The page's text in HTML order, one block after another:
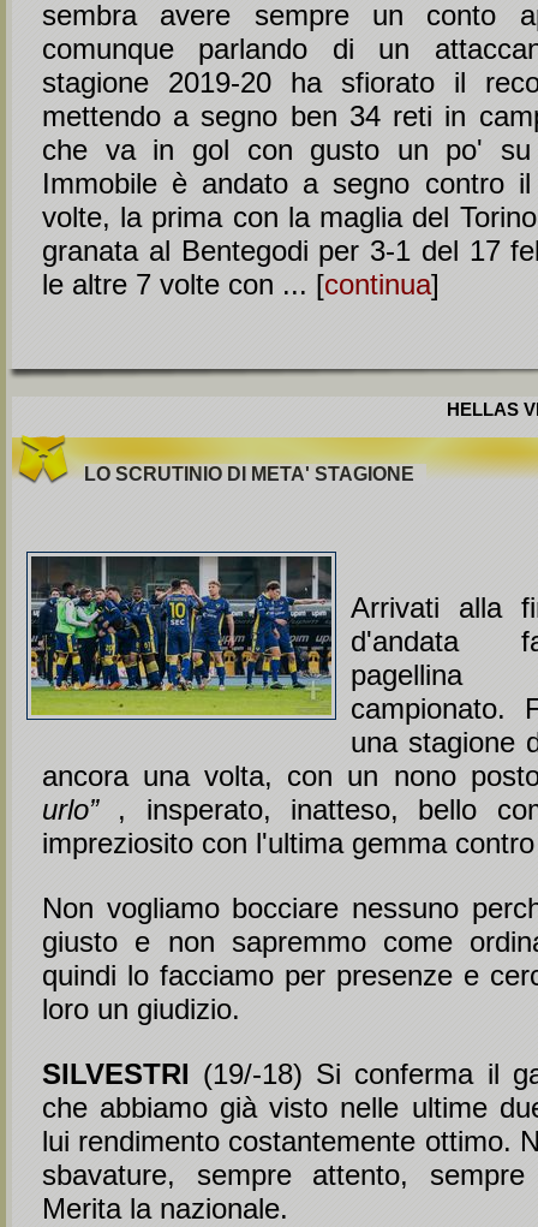
sembra avere sempre un conto
comunque parlando di un
stagione 2019-20 ha sfiorato il
mettendo a segno ben 34 reti in
che va in gol con gusto un po'
Immobile è andato a segno contro
volte, la prima con la maglia del
granata al Bentegodi per 3-1 del 17
le altre 7 volte con ... [continua]
HELLAS
LO SCRUTINIO DI META' STAGIONE
Arrivati alla
d'andata
campionato.
una stagione
ancora una volta, con un nono
urlo” , insperato, inatteso, bello
impreziosito con l'ultima gemma
Non vogliamo bocciare nessuno
giusto e non sapremmo come
quindi lo facciamo per presenze e
loro un giudizio.
SILVESTRI (19/-18) Si conferma il
che abbiamo già visto nelle ultime
lui rendimento costantemente ottimo.
sbavature, sempre attento, sempre
Merita la nazionale.